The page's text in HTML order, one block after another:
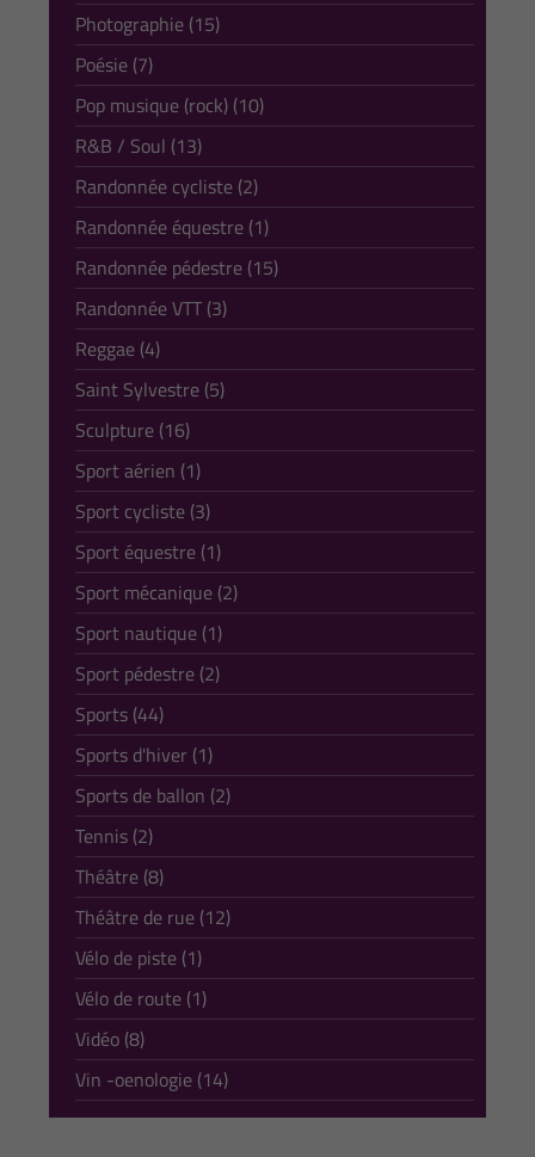
Photographie (15)
Poésie (7)
Pop musique (rock) (10)
R&B / Soul (13)
Randonnée cycliste (2)
Randonnée équestre (1)
Randonnée pédestre (15)
Randonnée VTT (3)
Reggae (4)
Saint Sylvestre (5)
Sculpture (16)
Sport aérien (1)
Sport cycliste (3)
Sport équestre (1)
Sport mécanique (2)
Sport nautique (1)
Sport pédestre (2)
Sports (44)
Sports d'hiver (1)
Sports de ballon (2)
Tennis (2)
Théâtre (8)
Théâtre de rue (12)
Vélo de piste (1)
Vélo de route (1)
Vidéo (8)
Vin -oenologie (14)